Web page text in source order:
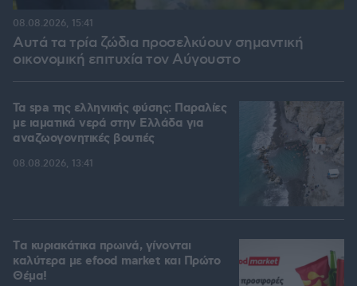
Αυτά τα τρία ζώδια προσελκύουν σημαντική
οικονομική επιτυχία τον Αύγουστο
08.08.2026, 15:41
Τα spa της ελληνικής φύσης: Παραλίες
με ιαματικά νερά στην Ελλάδα για
αναζωογονητικές βουτιές
08.08.2026, 13:41
Tα κυριακάτικα πρωινά, γίνονται
καλύτερα με efood market και Πρώτο
Θέμα!